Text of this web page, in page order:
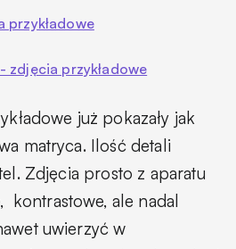
przykładowe
zdjęcia przykładowe
już pokazały jak
matryca. Ilość detali
Zdjęcia prosto z aparatu
kontrastowe, ale nadal
uwierzyć w